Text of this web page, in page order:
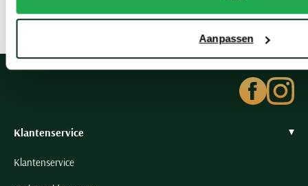
Aanpassen
Klantenservice
Klantenservice